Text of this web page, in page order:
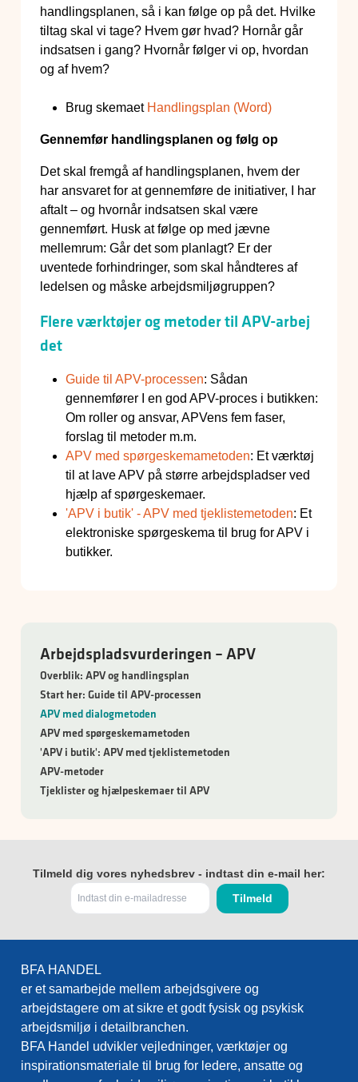
Arbejdspladsvurderingen – APV
Overblik: APV og handlingsplan
Start her: Guide til APV-processen
APV med dialogmetoden
APV med spørgeskemametoden
'APV i butik': APV med tjeklistemetoden
APV-metoder
Tjeklister og hjælpeskemaer til APV
handlingsplanen, så i kan følge op på det. Hvilke
tiltag skal vi tage? Hvem gør hvad? Hornår går
indsatsen i gang? Hvornår følger vi op, hvordan
og af hvem?
Brug skemaet Handlingsplan (Word)
Gennemfør handlingsplanen og følg op
Det skal fremgå af handlingsplanen, hvem der
har ansvaret for at gennemføre de initiativer, I har
aftalt – og hvornår indsatsen skal være
gennemført. Husk at følge op med jævne
mellemrum: Går det som planlagt? Er der
uventede forhindringer, som skal håndteres af
ledelsen og måske arbejdsmiljøgruppen?
Flere værktøjer og metoder til APV-arbej
det
Guide til APV-processen: Sådan
gennemfører I en god APV-proces i butikken:
Om roller og ansvar, APVens fem faser,
forslag til metoder m.m.
APV med spørgeskemametoden: Et værktøj
til at lave APV på større arbejdspladser ved
hjælp af spørgeskemaer.
'APV i butik' - APV med tjeklistemetoden: Et
elektroniske spørgeskema til brug for APV i
butikker.
Tilmeld dig vores nyhedsbrev - indtast din e-mail her:
BFA HANDEL
er et samarbejde mellem arbejdsgivere og
arbejdstagere om at sikre et godt fysisk og psykisk
arbejdsmiljø i detailbranchen.
BFA Handel udvikler vejledninger, værktøjer og
inspirationsmateriale til brug for ledere, ansatte og